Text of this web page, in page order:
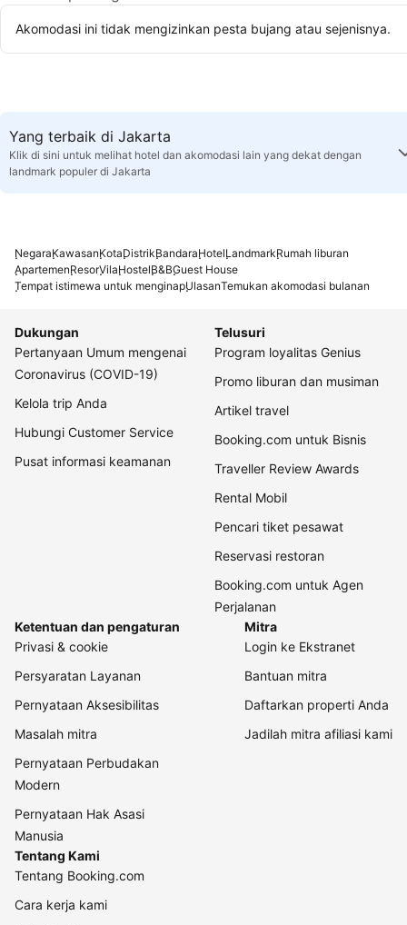
Akomodasi ini tidak mengizinkan pesta bujang atau sejenisnya.
Yang terbaik di Jakarta
Klik di sini untuk melihat hotel dan akomodasi lain yang dekat dengan
landmark populer di Jakarta
NegaraKawasanKotaDistrikBandaraHotelLandmarkRumah liburan
ApartemenResorVilaHostelB&BGuest House
Tempat istimewa untuk menginapUlasanTemukan akomodasi bulanan
Dukungan
Pertanyaan Umum mengenai
Coronavirus (COVID-19)
Kelola trip Anda
Hubungi Customer Service
Pusat informasi keamanan
Telusuri
Program loyalitas Genius
Promo liburan dan musiman
Artikel travel
Booking.com untuk Bisnis
Traveller Review Awards
Rental Mobil
Pencari tiket pesawat
Reservasi restoran
Booking.com untuk Agen
Perjalanan
Ketentuan dan pengaturan
Privasi & cookie
Persyaratan Layanan
Pernyataan Aksesibilitas
Masalah mitra
Pernyataan Perbudakan
Modern
Pernyataan Hak Asasi
Manusia
Mitra
Login ke Ekstranet
Bantuan mitra
Daftarkan properti Anda
Jadilah mitra afiliasi kami
Tentang Kami
Tentang Booking.com
Cara kerja kami